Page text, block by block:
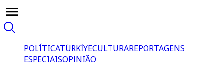
POLÍTICATÜRKİYECULTURAREPORTAGENS
ESPECIAISOPINIÃO